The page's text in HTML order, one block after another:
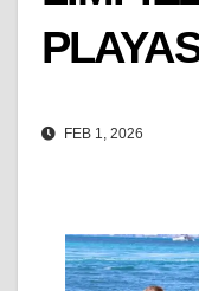
FEB 1, 2026